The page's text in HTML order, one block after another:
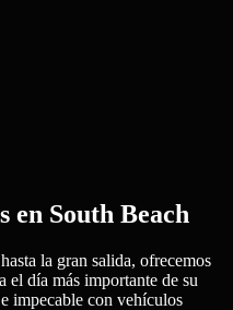
en South Beach
la gran salida, ofrecemos
el día más importante de su
impecable con vehículos